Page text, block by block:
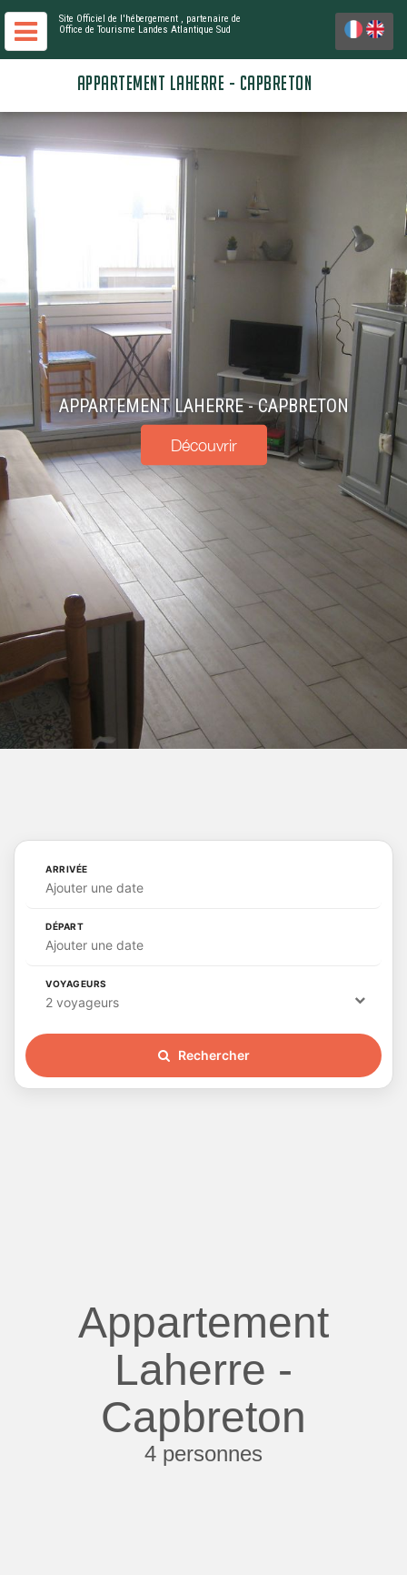
Site Officiel de l'hébergement , partenaire de
Office de Tourisme Landes Atlantique Sud
APPARTEMENT LAHERRE - CAPBRETON
APPARTEMENT LAHERRE - CAPBRETON
Découvrir
ARRIVÉE
Ajouter une date
DÉPART
Ajouter une date
VOYAGEURS
2 voyageurs
Rechercher
Appartement
Laherre -
Capbreton
4 personnes